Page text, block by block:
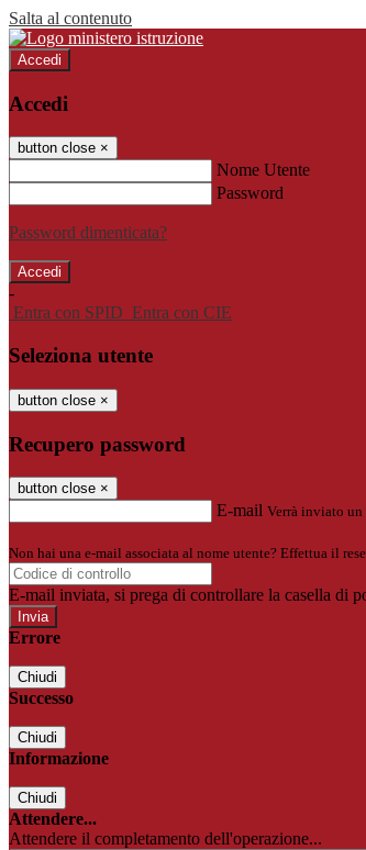
Salta al contenuto
Accedi
Accedi
button close ×
Nome Utente
Password
Password dimenticata?
-
Entra con SPID Entra con CIE
Seleziona utente
button close ×
Recupero password
button close ×
E-mail Verrà inviato
Non hai una e-mail associata al nome utente? Effettua il
E-mail inviata, si prega di controllare la casella di
Errore
Chiudi
Successo
Chiudi
Informazione
Chiudi
Attendere...
Attendere il completamento dell'operazione...